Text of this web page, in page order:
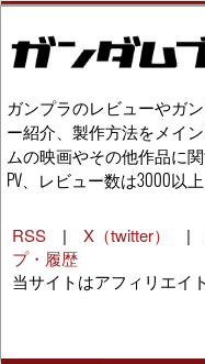
ガンプラのレビューやガ
ー紹介、製作方法をメイ
ムの映画やその他作品に
PV、レビュー数は3000以上
RSS | X（twitter） |
プ・履歴
当サイトはアフィリエイ